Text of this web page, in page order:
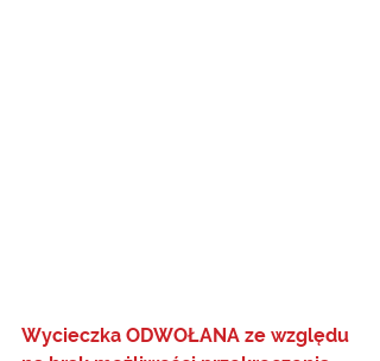
Wycieczka ODWOŁANA ze względu